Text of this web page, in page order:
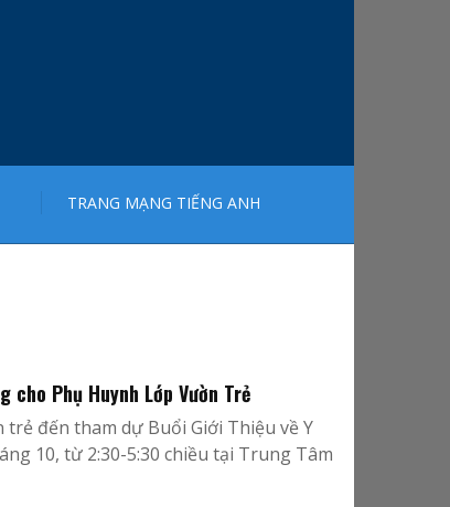
TRANG MẠNG TIẾNG ANH
cho Phụ Huynh Lớp Vườn Trẻ
trẻ đến tham dự Buổi Giới Thiệu về Y
10, từ 2:30-5:30 chiều tại Trung Tâm